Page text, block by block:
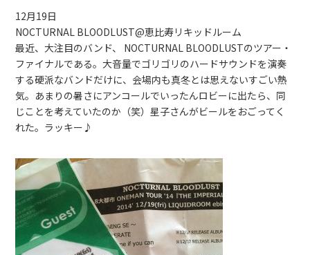
12月19日
NOCTURNAL BLOODLUST@恵比寿リキッドルーム
最近、大注目のバンド、 NOCTURNAL BLOODLUSTのツアー・
ファイナルである。大音量でゴリゴリのハードサウンドを演奏
する硬派なバンドだけに、会場内も真冬とは思えないすごい熱
気。あまりの暑さにアンコールでいったんロビーに出たら、同
じことを考えていたのか（笑）星子さんがビールをおごってく
れた。ラッキー♪